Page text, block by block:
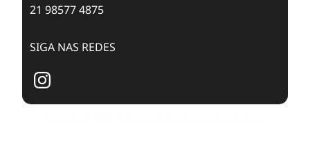
21 98577 4875
SIGA NAS REDES